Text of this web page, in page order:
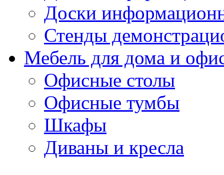
Доски
Стенды
Мебель для дома и
Офисные столы
Офисные тумбы
Шкафы
Диваны и кресла